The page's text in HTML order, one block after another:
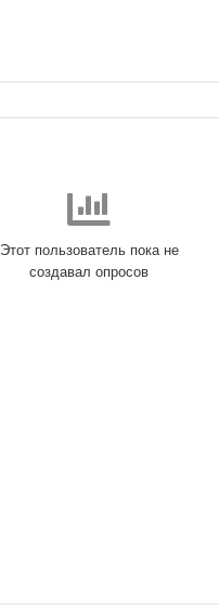
Этот пользователь пока не
создавал опросов